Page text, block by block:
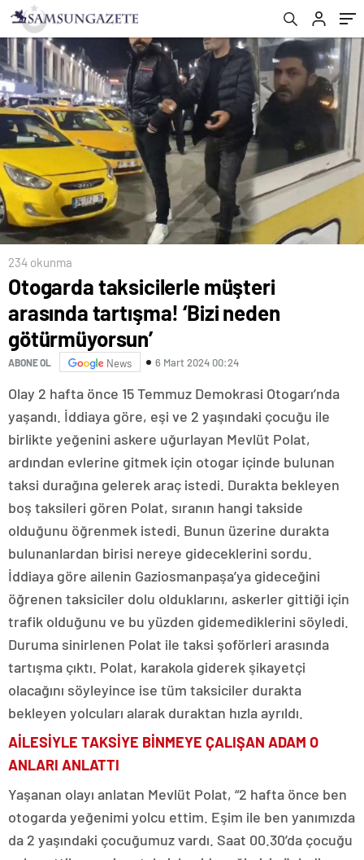
234 okunma
Otogarda taksicilerle müşteri
arasında tartışma! ‘Bizi neden
götürmüyorsun’
ABONE OL News 6 Mart 2024 00:24
Olay 2 hafta önce 15 Temmuz Demokrasi Otogarı’nda
yaşandı. İddiaya göre, eşi ve 2 yaşındaki çocuğu ile
birlikte yeğenini askere uğurlayan Mevlüt Polat,
ardından evlerine gitmek için otogar içinde bulunan
taksi durağına gelerek araç istedi. Durakta bekleyen
boş taksileri gören Polat, sıranın hangi takside
olduğunu öğrenmek istedi. Bunun üzerine durakta
bulunanlardan birisi nereye gideceklerini sordu.
İddiaya göre ailenin Gaziosmanpaşa’ya gideceğini
öğrenen taksiciler dolu olduklarını, askerler gittiği için
trafik olduğunu ve bu yüzden gidemediklerini söyledi.
Duruma sinirlenen Polat ile taksi şoförleri arasında
tartışma çıktı. Polat, karakola giderek şikayetçi
olacağını söyleyince ise tüm taksiciler durakta
bekleyen yolcuları alarak duraktan hızla ayrıldı.
AİLESİYLE TAKSİYE BİNMEYE ÇALIŞAN ADAM O
ANLARI ANLATTI
Yaşanan olayı anlatan Mevlüt Polat, “2 hafta önce ben
otogarda yeğenimi yolcu ettim. Eşim ile ben yanımızda
da 2 yaşındaki çocuğumuz vardı. Saat 00.30’da çocuğu